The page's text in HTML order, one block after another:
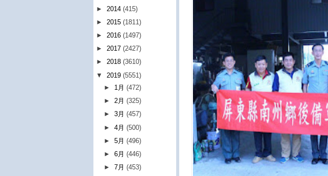
► 2014 (415)
► 2015 (1811)
► 2016 (1497)
► 2017 (2427)
► 2018 (3610)
▼ 2019 (5551)
► 1月(472)
►2月(325)
►3月(457)
►4月(500)
►5月(496)
►6月(446)
►7月(453)